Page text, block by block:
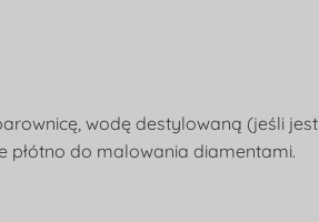
wodę destylowaną (jeśli jest
płótno do malowania diamentami.